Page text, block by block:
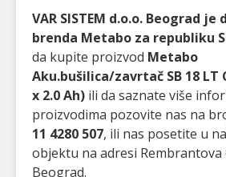
VAR SISTEM d.o.o. Beograd
brenda Metabo za republiku
da kupite proizvod Metabo
Aku.bušilica/zavrtač SB 18 LT
x 2.0 Ah) ili da saznate više
proizvodima pozovite nas na
11 4280 507, ili nas posetite u
objektu na adresi Rembrantova
Beograd.